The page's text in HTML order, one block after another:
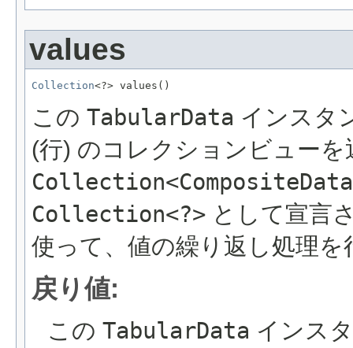
values
Collection<?> values()
この TabularData インスタ
(行) のコレクションビュー
Collection<?> として宣言
使って、値の繰り返し処理
戻り値:
この TabularData インス